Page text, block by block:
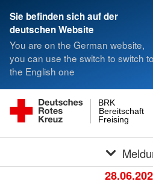
Sie befinden sich auf der
deutschen Website
You are on the German website,
you can use the switch to switch to
the English one
Freising
Bereitschaft
BRK